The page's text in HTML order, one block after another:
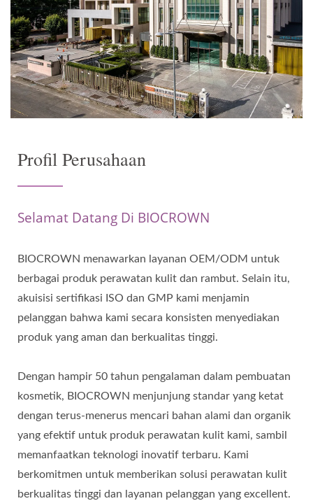
Profil Perusahaan
Selamat Datang Di BIOCROWN
BIOCROWN menawarkan layanan OEM/ODM untuk
berbagai produk perawatan kulit dan rambut. Selain itu,
akuisisi sertifikasi ISO dan GMP kami menjamin
pelanggan bahwa kami secara konsisten menyediakan
produk yang aman dan berkualitas tinggi.
Dengan hampir 50 tahun pengalaman dalam pembuatan
kosmetik, BIOCROWN menjunjung standar yang ketat
dengan terus-menerus mencari bahan alami dan organik
yang efektif untuk produk perawatan kulit kami, sambil
memanfaatkan teknologi inovatif terbaru. Kami
berkomitmen untuk memberikan solusi perawatan kulit
berkualitas tinggi dan layanan pelanggan yang excellent.